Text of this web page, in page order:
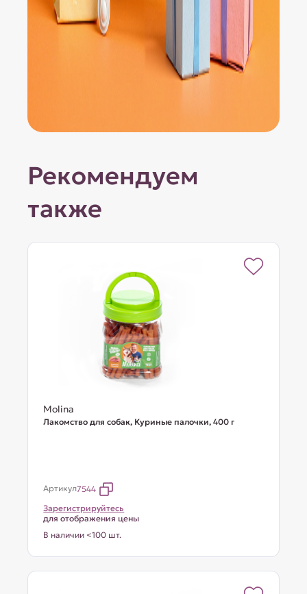
Рекомендуем
также
Molina
Лакомство для собак, Куриные палочки, 400 г
Артикул7544
Зарегистрируйтесь
для отображения цены
В наличии <100 шт.